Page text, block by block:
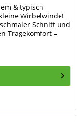
& typisch
Wirbelwinde!
Schnitt und
Tragekomfort –